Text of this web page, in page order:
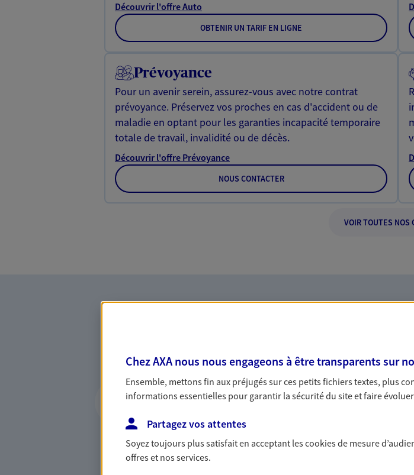
Découvrir l'offre Auto
OBTENIR UN TARIF EN LIGNE
Prévoyance
Pour un avenir serein, assurez-vous avec notre contrat
prévoyance. Préservez vos proches en cas d'accident ou de
maladie en optant pour les garanties incapacité temporaire
totale de travail, invalidité ou de décès.
Découvrir l'offre Prévoyance
NOUS CONTACTER
VOIR TOUTES NOS
Vous accompagner dans la durée et la
Vous accompagner dans vos projets de vie tout au long de
votre vie, c'est ainsi que nous concevons notre métier : dans
la confiance et la proximité. C'est en apprenant à vous
Chez AXA nous nous engageons à être transparents sur
Ensemble, mettons fin aux préjugés sur ces petits fichiers textes, plus
informations essentielles pour garantir la sécurité du site et faire
Partagez vos attentes
Soyez toujours plus satisfait en acceptant lescookiesde mesure
offres et nos services.